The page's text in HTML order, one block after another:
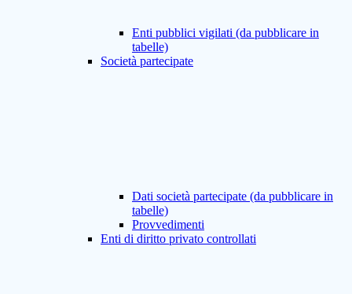
Enti pubblici vigilati (da pubblicare in
tabelle)
Società partecipate
Dati società partecipate (da pubblicare in
tabelle)
Provvedimenti
Enti di diritto privato controllati